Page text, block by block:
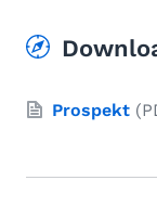
Prospekt